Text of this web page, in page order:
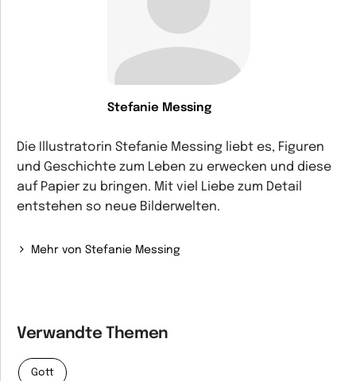
Stefanie Messing
Die Illustratorin Stefanie Messing liebt es, Figuren
und Geschichte zum Leben zu erwecken und diese
auf Papier zu bringen. Mit viel Liebe zum Detail
entstehen so neue Bilderwelten.
Mehr von Stefanie Messing
Verwandte Themen
Gott